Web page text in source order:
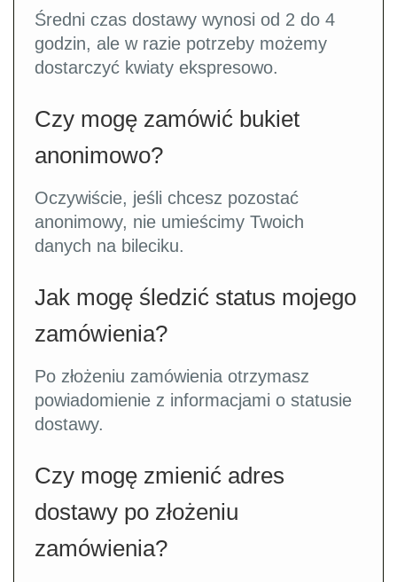
Średni czas dostawy wynosi od 2 do 4
godzin, ale w razie potrzeby możemy
dostarczyć kwiaty ekspresowo.
Czy mogę zamówić bukiet
anonimowo?
Oczywiście, jeśli chcesz pozostać
anonimowy, nie umieścimy Twoich
danych na bileciku.
Jak mogę śledzić status mojego
zamówienia?
Po złożeniu zamówienia otrzymasz
powiadomienie z informacjami o statusie
dostawy.
Czy mogę zmienić adres
dostawy po złożeniu
zamówienia?